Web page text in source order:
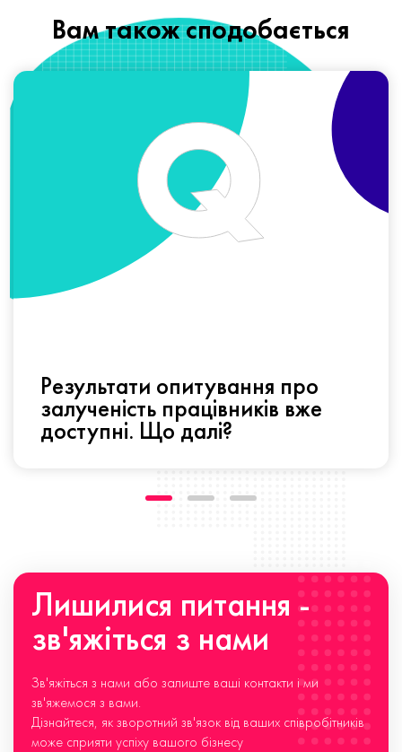
Вам також сподобається
Результати опитування про
залученість працівників вже
доступні. Що далі?
Лишилися питання -
зв'яжіться з нами
Зв'яжіться з нами або залиште ваші контакти і ми
зв'яжемося з вами.
Дізнайтеся, як зворотний зв'язок від ваших співробітників
може сприяти успіху вашого бізнесу